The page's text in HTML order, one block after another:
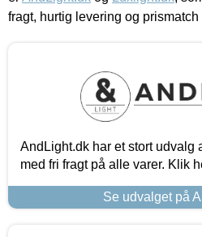
fragt, hurtig levering og
AndLight.dk har et stort udvalg
med fri fragt på alle varer. Klik
Se udvalget på